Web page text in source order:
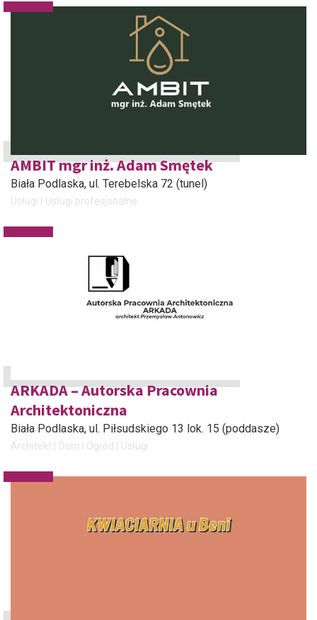
AMBIT mgr inż. Adam Smętek
Biała Podlaska, ul. Terebelska 72 (tunel)
Usługi Usługi profesjonalne
ARKADA – Autorska Pracownia
Architektoniczna
Biała Podlaska, ul. Piłsudskiego 13 lok. 15 (poddasze)
Architekt Dom i Ogród Usługi